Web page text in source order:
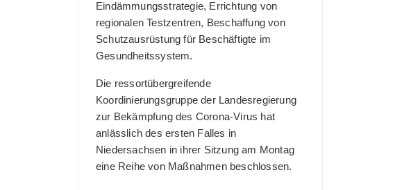
Eindämmungsstrategie, Errichtung von
regionalen Testzentren, Beschaffung von
Schutzausrüstung für Beschäftigte im
Gesundheitssystem.
Die ressortübergreifende
Koordinierungsgruppe der Landesregierung
zur Bekämpfung des Corona-Virus hat
anlässlich des ersten Falles in
Niedersachsen in ihrer Sitzung am Montag
eine Reihe von Maßnahmen beschlossen.